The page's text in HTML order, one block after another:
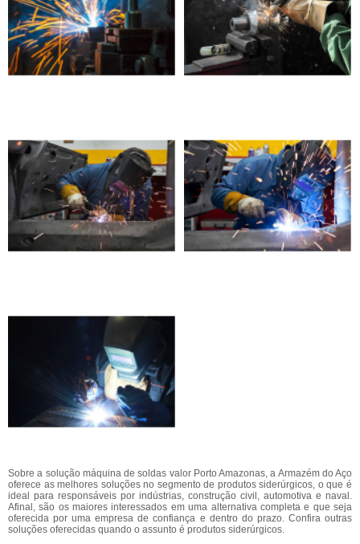
Sobre a solução máquina de soldas valor Porto Amazonas, a Armazém do Aço
oferece as melhores soluções no segmento de produtos siderúrgicos, o que é
ideal para responsáveis por indústrias, construção civil, automotiva e naval.
Afinal, são os maiores interessados em uma alternativa completa e que seja
oferecida por uma empresa de confiança e dentro do prazo. Confira outras
soluções oferecidas quando o assunto é produtos siderúrgicos.